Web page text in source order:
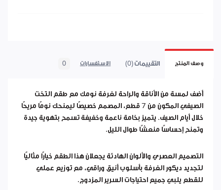
وصف المنتج التقييمات (0) الاستفسارات 0
أضف لمسة من الأناقة والراحة لغرفة نومك مع طقم التخت
الصيفي المكون من 7 قطع، المصمم خصيصًا ليمنحك نومًا مريحًا
خلال أيام الصيف. يتميز بخامة ناعمة وخفيفة تسمح بتهوية جيدة
وتمنح إحساسًا منعشًا طوال الليل.
التصميم العصري والألوان الهادئة يجعلان هذا الطقم خيارًا مثاليًا
لتجديد ديكور الغرفة بأسلوب أنيق وراقي، مع توزيع عملي
للقطع يلبي جميع احتياجات السرير المزدوج.